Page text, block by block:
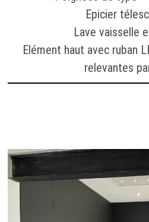
Epicier
Lave vaisselle
Elément haut avec ruban
relevantes